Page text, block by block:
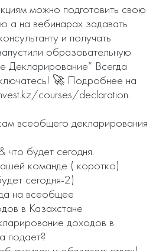
можно подготовить свою
а на вебинарах задавать
и получать
образовательную
Декларирование” Всегда
🚀 Подробнее на
courses/declaration.
всеобщего декларирования
будет сегодня.
команде ( коротко)
сегодня-2)
на всеобщее
в Казахстане
доходов в
подает?